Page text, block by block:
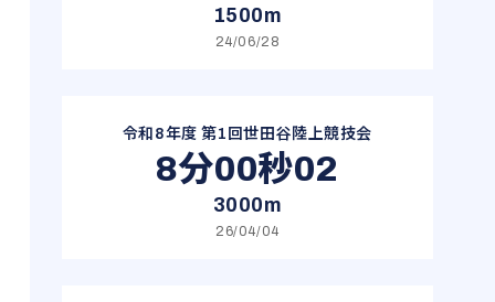
1500m
24/06/28
令和8年度 第1回世田谷陸上競技会
8分00秒02
3000m
26/04/04